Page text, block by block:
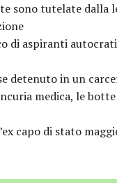
sono tutelate dalla
di aspiranti
detenuto in un
medica, le
capo di stato